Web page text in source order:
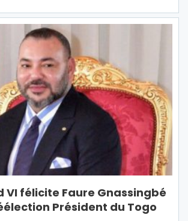
VI félicite Faure Gnassingbé
Président du Togo